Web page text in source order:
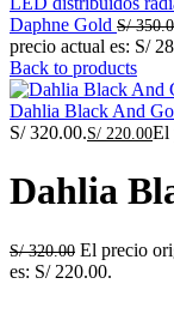
Daphne Gold S/
precio actual es: S/
Back to products
Dahlia Black And
S/ 320.00.S/ 220.00El
Dahlia
S/320.00 El precio
es: S/ 220.00.